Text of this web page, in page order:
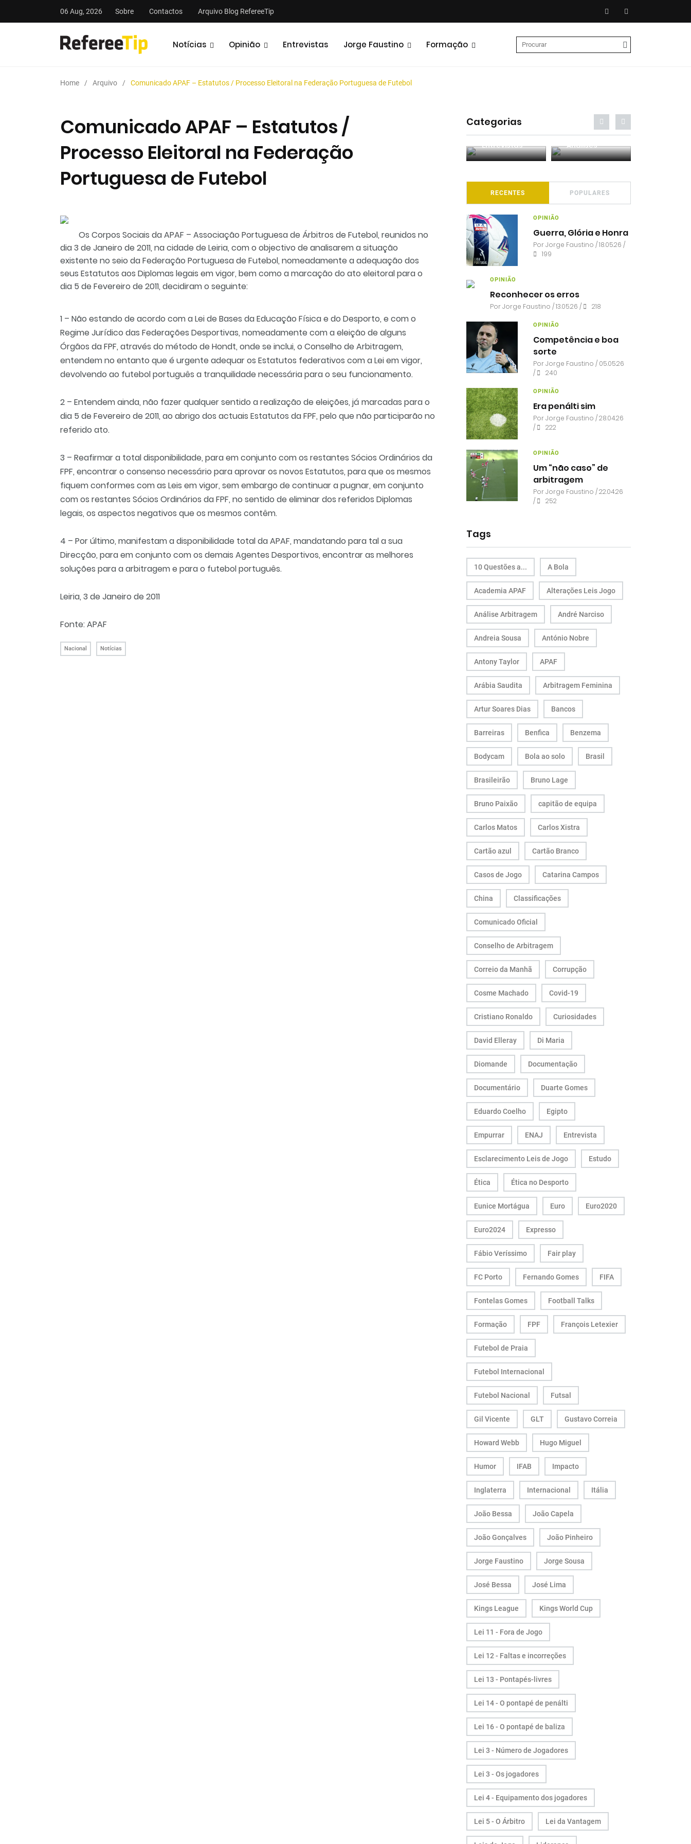
06 Aug, 2026 Sobre Contactos Arquivo Blog RefereeTip
Notícias Opinião Entrevistas Jorge Faustino Formação
Home Arquivo Comunicado APAF – Estatutos / Processo Eleitoral na Federação Portuguesa de Futebol
Comunicado APAF – Estatutos /
Processo Eleitoral na Federação
Portuguesa de Futebol
Os Corpos Sociais da APAF – Associação Portuguesa de Árbitros de Futebol, reunidos no
dia 3 de Janeiro de 2011, na cidade de Leiria, com o objectivo de analisarem a situação
existente no seio da Federação Portuguesa de Futebol, nomeadamente a adequação dos
seus Estatutos aos Diplomas legais em vigor, bem como a marcação do ato eleitoral para o
dia 5 de Fevereiro de 2011, decidiram o seguinte:
1 – Não estando de acordo com a Lei de Bases da Educação Física e do Desporto, e com o
Regime Jurídico das Federações Desportivas, nomeadamente com a eleição de alguns
Órgãos da FPF, através do método de Hondt, onde se inclui, o Conselho de Arbitragem,
entendem no entanto que é urgente adequar os Estatutos federativos com a Lei em vigor,
devolvendo ao futebol português a tranquilidade necessária para o seu funcionamento.
2 – Entendem ainda, não fazer qualquer sentido a realização de eleições, já marcadas para o
dia 5 de Fevereiro de 2011, ao abrigo dos actuais Estatutos da FPF, pelo que não participarão no
referido ato.
3 – Reafirmar a total disponibilidade, para em conjunto com os restantes Sócios Ordinários da
FPF, encontrar o consenso necessário para aprovar os novos Estatutos, para que os mesmos
fiquem conformes com as Leis em vigor, sem embargo de continuar a pugnar, em conjunto
com os restantes Sócios Ordinários da FPF, no sentido de eliminar dos referidos Diplomas
legais, os aspectos negativos que os mesmos contêm.
4 – Por último, manifestam a disponibilidade total da APAF, mandatando para tal a sua
Direcção, para em conjunto com os demais Agentes Desportivos, encontrar as melhores
soluções para a arbitragem e para o futebol português.
Leiria, 3 de Janeiro de 2011
Fonte: APAF
Nacional Notícias
Categorias
Análises Podcasts Notícias Entrevistas Análises
RECENTES POPULARES
OPINIÃO
Guerra, Glória e Honra
PorJorge Faustino / 18.05.26 /
199
OPINIÃO
Reconhecer os erros
PorJorge Faustino / 13.05.26 / 218
OPINIÃO
Competência e boa
sorte
PorJorge Faustino / 05.05.26
/
240
OPINIÃO
Era penálti sim
PorJorge Faustino / 28.04.26
/
222
OPINIÃO
Um “não caso” de
arbitragem
PorJorge Faustino / 22.04.26
/
252
Tags
10 Questões a... A Bola
Academia APAF Alterações Leis Jogo
Análise Arbitragem André Narciso
Andreia Sousa António Nobre
Antony Taylor APAF
Arábia Saudita Arbitragem Feminina
Artur Soares Dias Bancos
Barreiras Benfica Benzema
Bodycam Bola ao solo Brasil
Brasileirão Bruno Lage
Bruno Paixão capitão de equipa
Carlos Matos Carlos Xistra
Cartão azul Cartão Branco
Casos de Jogo Catarina Campos
China Classificações
Comunicado Oficial
Conselho de Arbitragem
Correio da Manhã Corrupção
Cosme Machado Covid-19
Cristiano Ronaldo Curiosidades
David Elleray Di Maria
Diomande Documentação
Documentário Duarte Gomes
Eduardo Coelho Egipto
Empurrar ENAJ Entrevista
Esclarecimento Leis de Jogo Estudo
Ética Ética no Desporto
Eunice Mortágua Euro Euro2020
Euro2024 Expresso
Fábio Veríssimo Fair play
FC Porto Fernando Gomes FIFA
Fontelas Gomes Football Talks
Formação FPF François Letexier
Futebol de Praia
Futebol Internacional
Futebol Nacional Futsal
Gil Vicente GLT Gustavo Correia
Howard Webb Hugo Miguel
Humor IFAB Impacto
Inglaterra Internacional Itália
João Bessa João Capela
João Gonçalves João Pinheiro
Jorge Faustino Jorge Sousa
José Bessa José Lima
Kings League Kings World Cup
Lei 11 - Fora de Jogo
Lei 12 - Faltas e incorreções
Lei 13 - Pontapés-livres
Lei 14 - O pontapé de penálti
Lei 16 - O pontapé de baliza
Lei 3 - Número de Jogadores
Lei 3 - Os jogadores
Lei 4 - Equipamento dos jogadores
Lei 5 - O Árbitro Lei da Vantagem